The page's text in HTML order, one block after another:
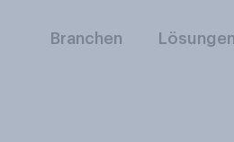
Branchen Lösungen